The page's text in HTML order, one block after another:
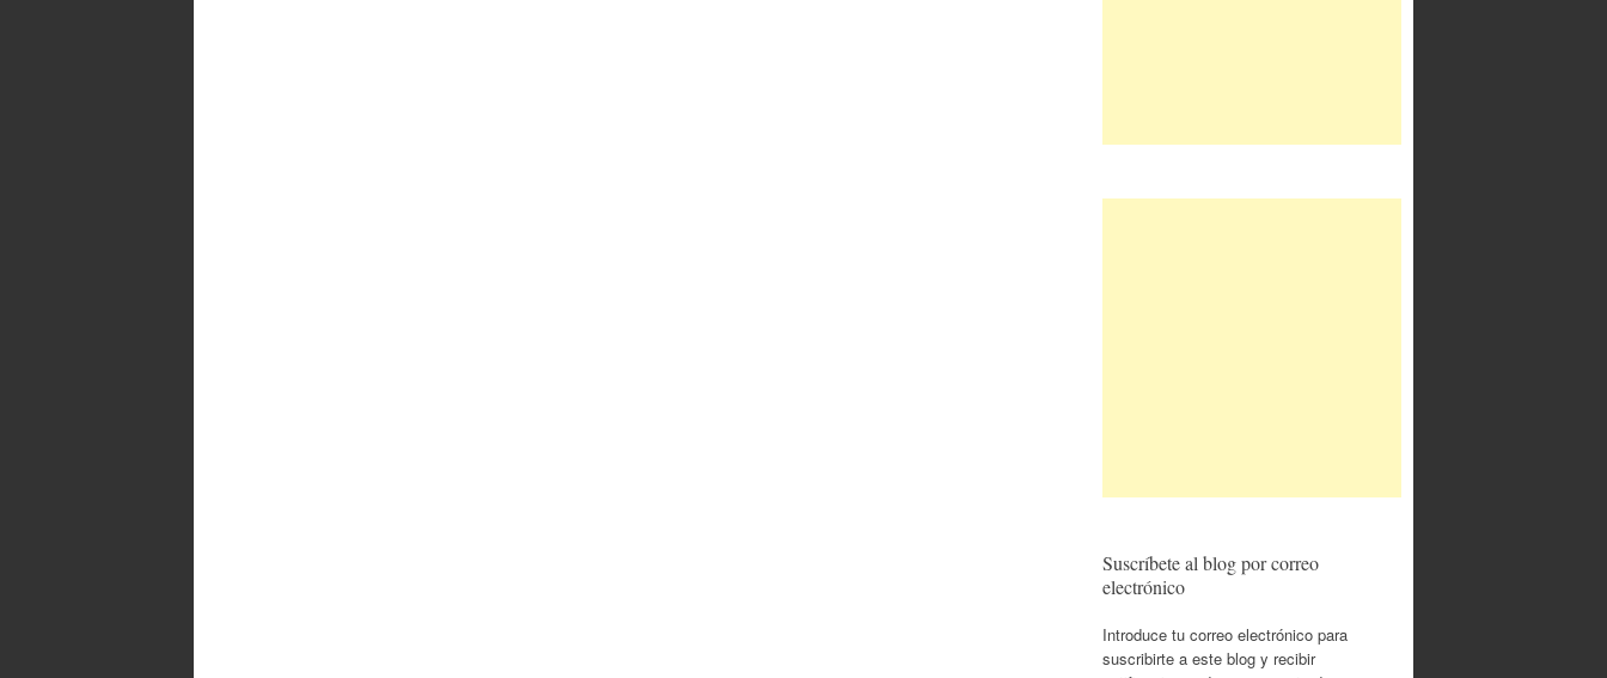
Suscríbete al blog por correo
electrónico
Introduce tu correo electrónico para
suscribirte a este blog y recibir